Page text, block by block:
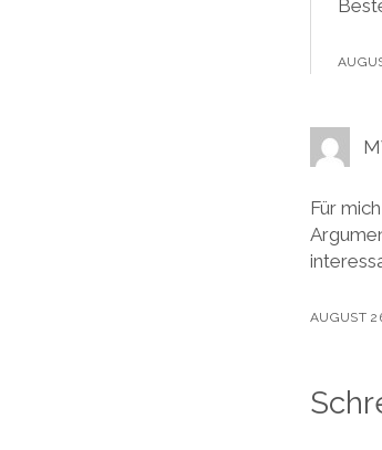
Für
AUGUST